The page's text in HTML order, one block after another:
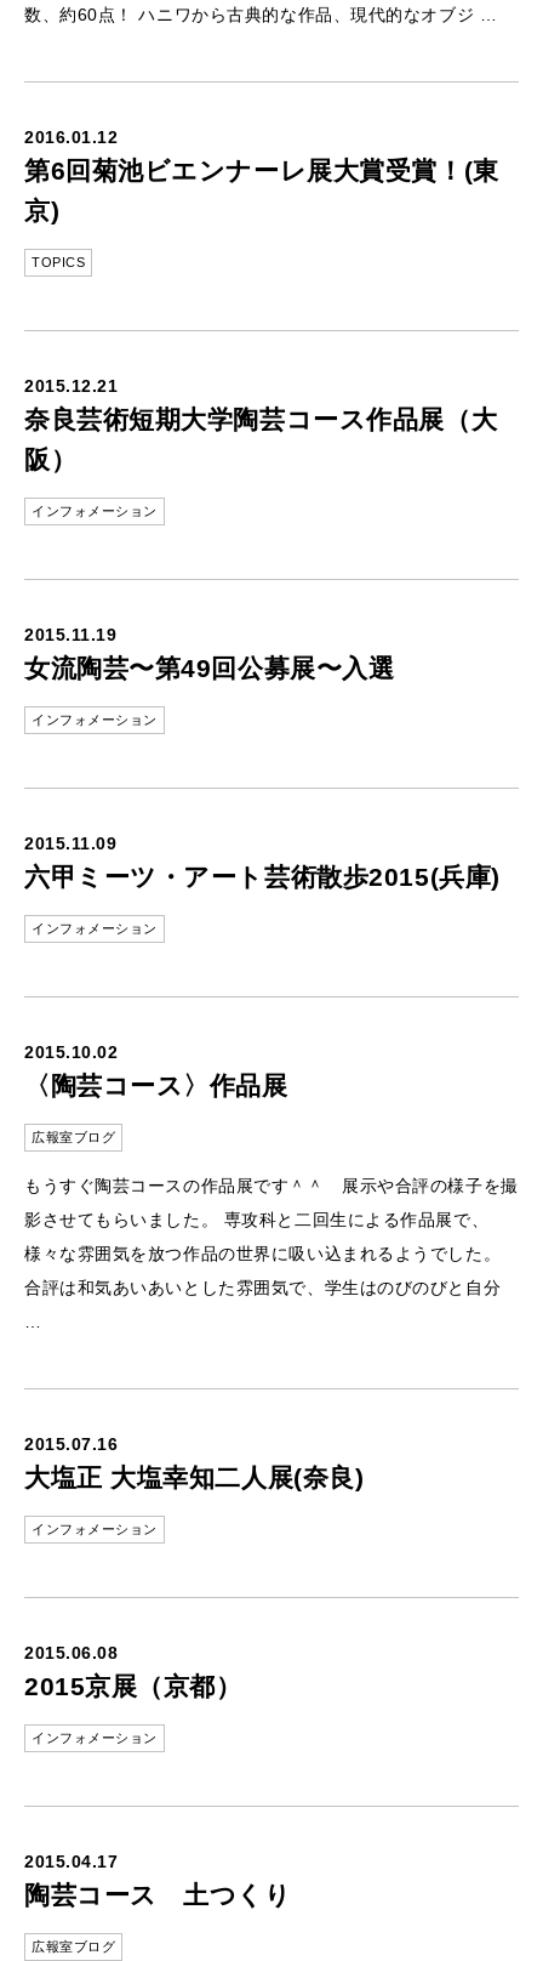
数、約60点！ ハニワから古典的な作品、現代的なオブジ …
2016.01.12
第6回菊池ビエンナーレ展大賞受賞！(東
京)
TOPICS
2015.12.21
奈良芸術短期大学陶芸コース作品展（大
阪）
インフォメーション
2015.11.19
女流陶芸〜第49回公募展〜入選
インフォメーション
2015.11.09
六甲ミーツ・アート芸術散歩2015(兵庫)
インフォメーション
2015.10.02
〈陶芸コース〉作品展
広報室ブログ
もうすぐ陶芸コースの作品展です＾＾ 展示や合評の様子を撮
影させてもらいました。 専攻科と二回生による作品展で、
様々な雰囲気を放つ作品の世界に吸い込まれるようでした。
合評は和気あいあいとした雰囲気で、学生はのびのびと自分
…
2015.07.16
大塩正 大塩幸知二人展(奈良)
インフォメーション
2015.06.08
2015京展（京都）
インフォメーション
2015.04.17
陶芸コース 土つくり
広報室ブログ